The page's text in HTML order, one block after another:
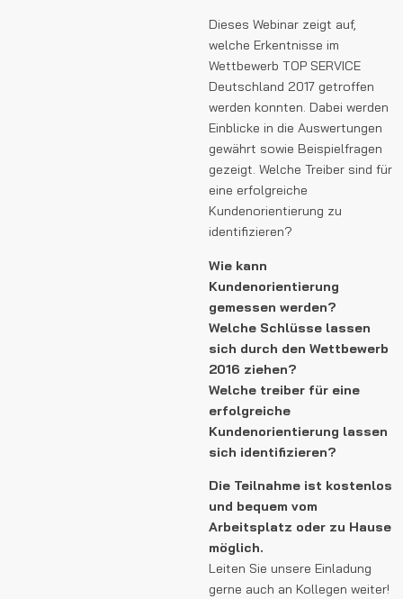
Dieses Webinar zeigt auf,
welche Erkentnisse im
Wettbewerb TOP SERVICE
Deutschland 2017 getroffen
werden konnten. Dabei werden
Einblicke in die Auswertungen
gewährt sowie Beispielfragen
gezeigt. Welche Treiber sind für
eine erfolgreiche
Kundenorientierung zu
identifizieren?
Wie kann
Kundenorientierung
gemessen werden?
Welche Schlüsse lassen
sich durch den Wettbewerb
2016 ziehen?
Welche treiber für eine
erfolgreiche
Kundenorientierung lassen
sich identifizieren?
Die Teilnahme ist kostenlos
und bequem vom
Arbeitsplatz oder zu Hause
möglich.
Leiten Sie unsere Einladung
gerne auch an Kollegen weiter!